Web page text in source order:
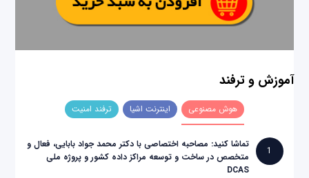
آموزش و ترفند
هوش مصنوعی اینترنت اشیا ترفند امنیت
1
تماشا کنید: مصاحبه اختصاصی با دکتر محمد جواد بابایی، فعال و
متخصص در ساخت و توسعه مراکز داده کشور و پروژه ملی
DCAS